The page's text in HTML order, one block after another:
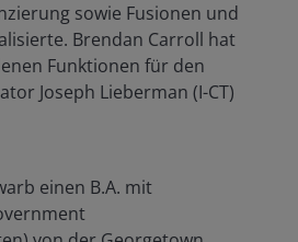
sowie Fusionen und
Brendan Carroll hat
Funktionen für den
Joseph Lieberman (I-CT)
einen B.A. mit